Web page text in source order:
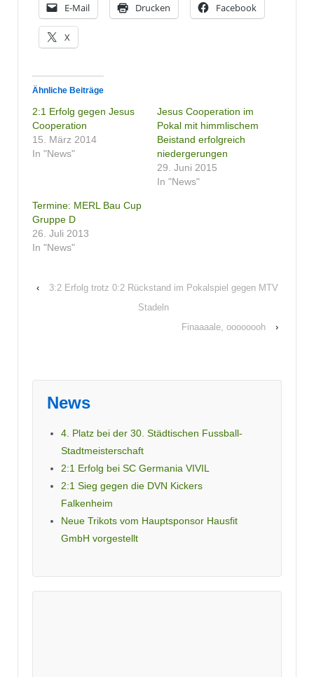
E-Mail Drucken Facebook
X
Ähnliche Beiträge
2:1 Erfolg gegen Jesus
Cooperation
15. März 2014
In "News"
Jesus Cooperation im
Pokal mit himmlischem
Beistand erfolgreich
niedergerungen
29. Juni 2015
In "News"
Termine: MERL Bau Cup
Gruppe D
26. Juli 2013
In "News"
‹
3:2 Erfolg trotz 0:2 Rückstand im Pokalspiel gegen MTV
Stadeln
Finaaaale, oooooooh
›
News
4. Platz bei der 30. Städtischen Fussball-
Stadtmeisterschaft
2:1 Erfolg bei SC Germania VIVIL
2:1 Sieg gegen die DVN Kickers
Falkenheim
Neue Trikots vom Hauptsponsor Hausfit
GmbH vorgestellt